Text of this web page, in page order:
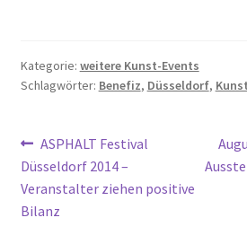
Kategorie: weitere Kunst-Events
Schlagwörter: Benefiz, Düsseldorf,
Beitragsnavigation
Vorheriger
Beitrag:
ASPHALT Festival
Düsseldorf 2014 –
Veranstalter ziehen positive
Bilanz